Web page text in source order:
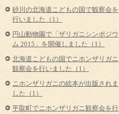
砂川の北海道こどもの国で観察会を
行いました（1）
円山動物園で「ザリガニシンポジウ
ム 2015」を開催しました（1）
北海道こどもの国でニホンザリガニ
観察会を行いました（1）
ニホンザリガニの絵本が出版されま
した（1）
平取町でニホンザリガニ観察会を行